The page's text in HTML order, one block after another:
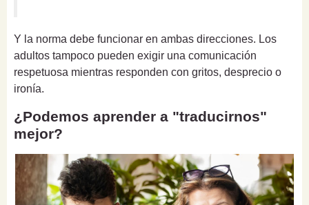
Y la norma debe funcionar en ambas direcciones. Los
adultos tampoco pueden exigir una comunicación
respetuosa mientras responden con gritos, desprecio o
ironía.
¿Podemos aprender a "traducirnos"
mejor?